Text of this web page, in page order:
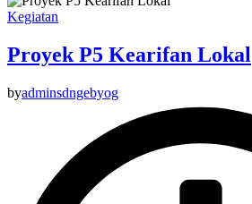
Kegiatan
Proyek P5 Kearifan Lokal
byadminsdngebyog